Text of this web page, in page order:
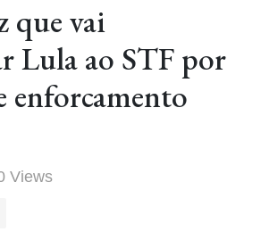
que vai
Lula ao STF por
enforcamento
Views